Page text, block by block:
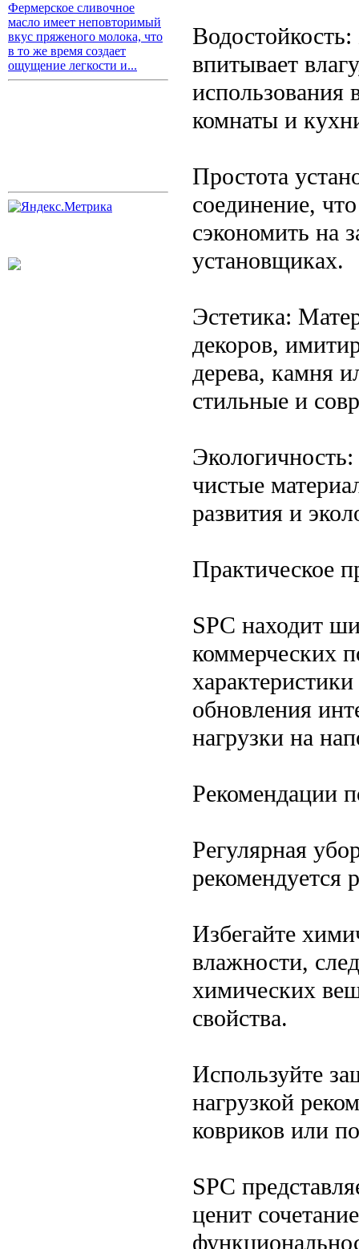
Фермерское сливочное
масло имеет неповторимый
вкус пряженого молока, что
в то же время создает
ощущение легкости и...
впитывает
комнаты и
Простота
соединение,
сэкономить на
установщиках.
Эстетика:
декоров,
дерева, камня
стильные и
чистые
развития и
Практическое
SPC находит
коммерческих
обновления
нагрузки на
Рекомендации
Регулярная
рекомендуется
Избегайте
влажности,
химических
свойства.
Используйте
нагрузкой
ковриков или
SPC
ценит